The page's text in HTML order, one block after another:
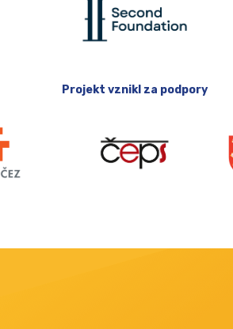
Projekt vznikl za podpory